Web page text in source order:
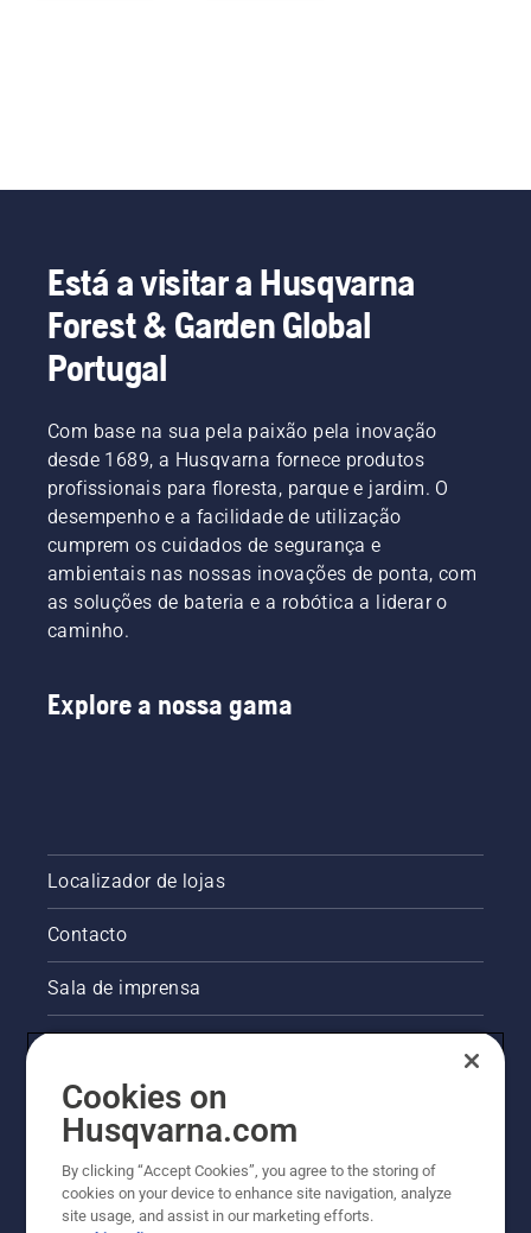
Está a visitar a Husqvarna
Forest & Garden Global
Portugal
Com base na sua pela paixão pela inovação
desde 1689, a Husqvarna fornece produtos
profissionais para floresta, parque e jardim. O
desempenho e a facilidade de utilização
cumprem os cuidados de segurança e
ambientais nas nossas inovações de ponta, com
as soluções de bateria e a robótica a liderar o
caminho.
Explore a nossa gama
Localizador de lojas
Contacto
Sala de imprensa
Outros websites da Husqvarna
A abordagem da Husqvarna à sustentabilidade
Cookies on
Husqvarna.com
By clicking “Accept Cookies”, you agree to the storing of
cookies on your device to enhance site navigation, analyze
site usage, and assist in our marketing efforts.